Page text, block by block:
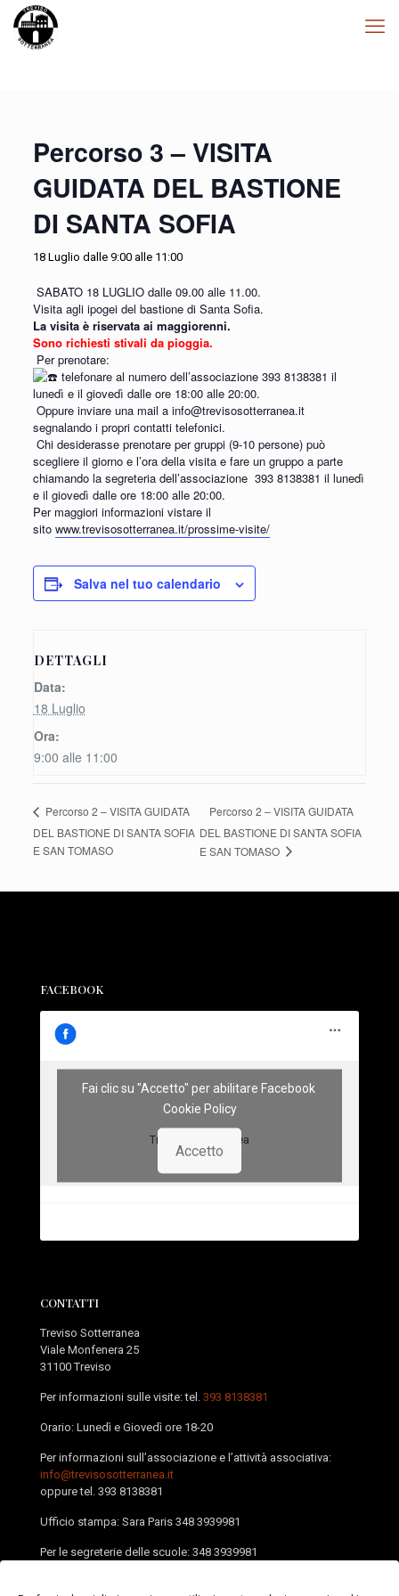
Percorso 3 – VISITA
GUIDATA DEL BASTIONE
DI SANTA SOFIA
18 Luglio dalle 9:00alle 11:00
SABATO 18 LUGLIO dalle 09.00 alle 11.00.
Visita agli ipogei del bastione di Santa Sofia.
La visita è riservata ai maggiorenni.
Sono richiesti stivali da pioggia.
Per prenotare:
telefonare al numero dell’associazione 393 8138381 il
lunedì e il giovedì dalle ore 18:00 alle 20:00.
Oppure inviare una mail a info@trevisosotterranea.it
segnalando i propri contatti telefonici.
Chi desiderasse prenotare per gruppi (9-10 persone) può
scegliere il giorno e l’ora della visita e fare un gruppo a parte
chiamando la segreteria dell’associazione 393 8138381 il lunedì
e il giovedì dalle ore 18:00 alle 20:00.
Per maggiori informazioni vistare il
sito www.trevisosotterranea.it/prossime-visite/
Salva nel tuo calendario
DETTAGLI
Data:
18 Luglio
Ora:
9:00 alle 11:00
Percorso 2 – VISITA GUIDATA
DEL BASTIONE DI SANTA SOFIA
E SAN TOMASO
Percorso 2 – VISITA GUIDATA
DEL BASTIONE DI SANTA SOFIA
E SAN TOMASO
FACEBOOK
Treviso Sotterranea
Fai clic su "Accetto" per abilitare Facebook
Cookie Policy
Accetto
CONTATTI
Treviso Sotterranea
Viale Monfenera 25
31100 Treviso
Per informazioni sulle visite: tel. 393 8138381
Orario: Lunedì e Giovedì ore 18-20
Per informazioni sull’associazione e l’attività associativa:
info@trevisosotterranea.it
oppure tel. 393 8138381
Ufficio stampa: Sara Paris 348 3939981
Per le segreterie delle scuole: 348 3939981